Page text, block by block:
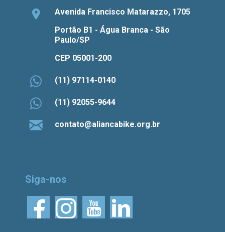
Avenida Francisco Matarazzo, 1705
Portão B1 - Água Branca - São
Paulo/SP
CEP 05001-200
(11) 97114-0140
(11) 92055-9644
contato@aliancabike.org.br
Siga-nos